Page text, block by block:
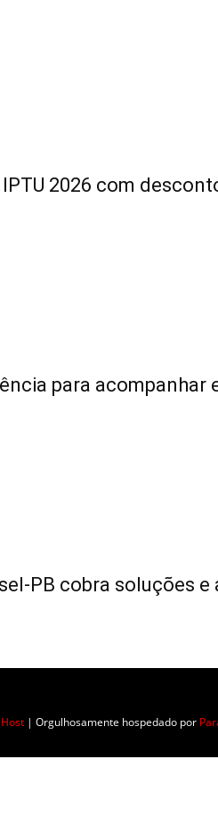
2026 com
para acompanhar
PB cobra soluções
| Orgulhosamente hospedado por